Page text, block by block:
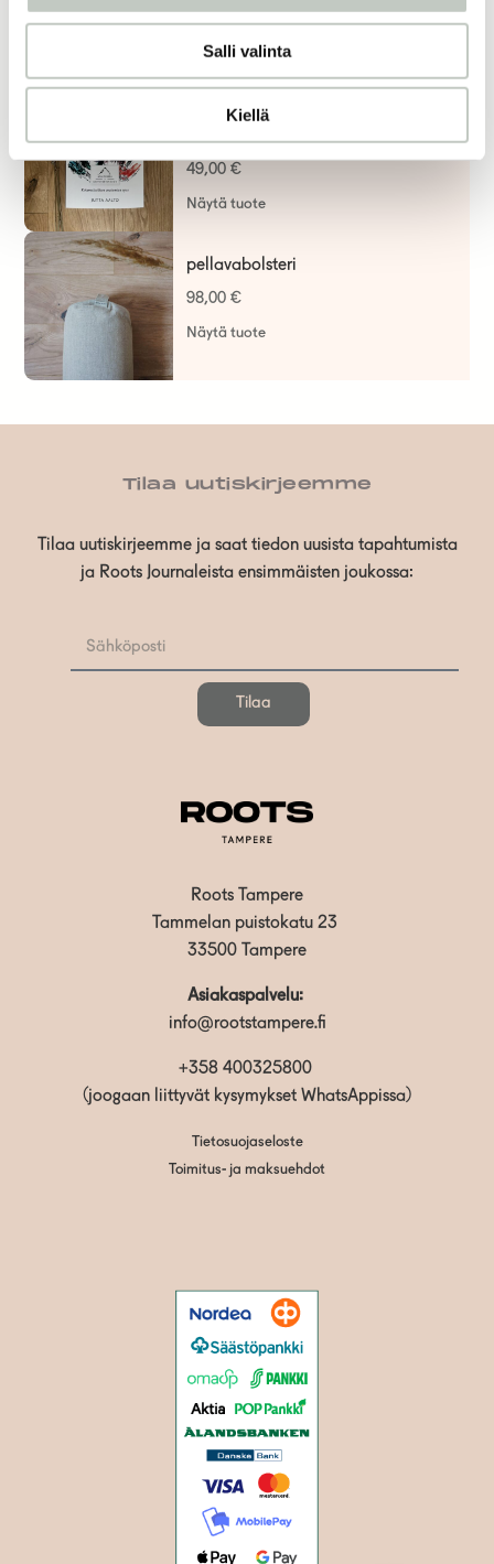
Salli valinta
Kiellä
anatomia ja kehotietoisuus –
kokemuksellisen anatomian opas
49,00 €
Näytä tuote
pellavabolsteri
98,00 €
Näytä tuote
Tilaa uutiskirjeemme
Tilaa uutiskirjeemme ja saat tiedon uusista tapahtumista
ja Roots Journaleista ensimmäisten joukossa:
Tilaa
Roots Tampere
Tammelan puistokatu 23
33500 Tampere
Asiakaspalvelu:
info@rootstampere.fi
+358 400325800
(joogaan liittyvät kysymykset WhatsAppissa)
Tietosuojaseloste
Toimitus- ja maksuehdot